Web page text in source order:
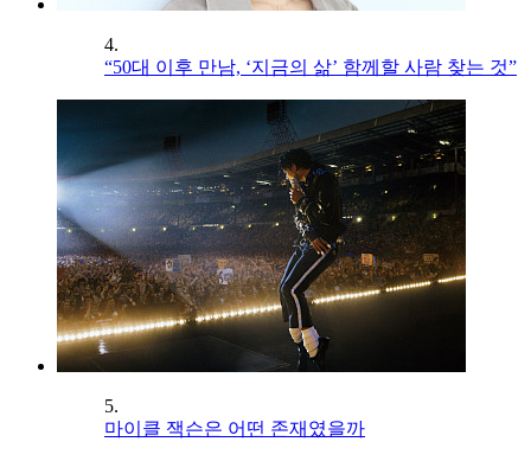
4.
“50대 이후 만남, ‘지금의 삶’ 함께할 사람 찾는 것”
5.
마이클 잭슨은 어떤 존재였을까